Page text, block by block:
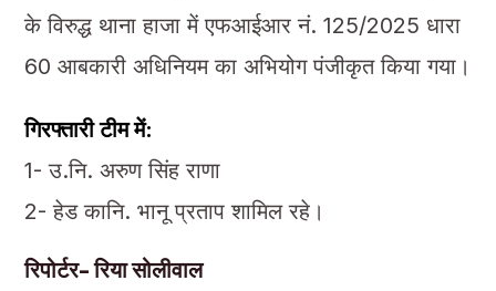
के विरुद्ध थाना हाजा में एफआईआर नं. 125/2025 धारा
60 आबकारी अधिनियम का अभियोग पंजीकृत किया गया।
गिरफ्तारी टीम में:
1- उ.नि. अरुण सिंह राणा
2- हेड कानि. भानू प्रताप शामिल रहे।
रिपोर्टर- रिया सोलीवाल